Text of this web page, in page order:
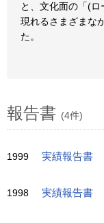
と、文化面の「(
現れるさまざまな
た。
報告書 (4件)
1999 実績報告書
1998 実績報告書